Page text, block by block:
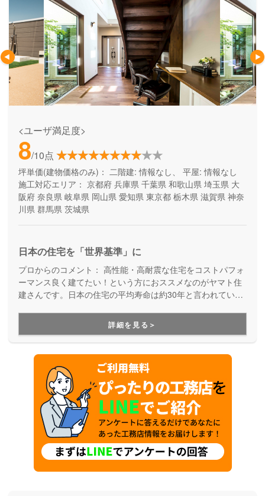
<ユーザ満足度>
8/10点
坪単価(建物価格のみ)： 二階建: 情報なし、 平屋: 情報なし
施工対応エリア： 京都府 兵庫県 千葉県 和歌山県 埼玉県 大
阪府 奈良県 岐阜県 岡山県 愛知県 東京都 栃木県 滋賀県 神奈
川県 群馬県 茨城県
日本の住宅を「世界基準」に
プロからのコメント： 高性能・高耐震な住宅をコストパフォ
ーマンス良く建てたい！という方におススメなのがヤマト住
建さんです。日本の住宅の平均寿命は約30年と言われていま
詳細を見る＞